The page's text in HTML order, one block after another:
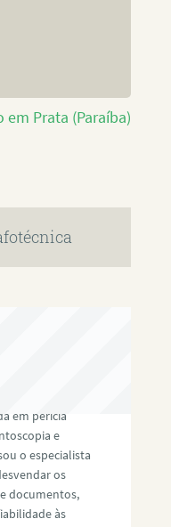
em Prata (Paraíba)
em perícia
e
o especialista
os
documentos,
às